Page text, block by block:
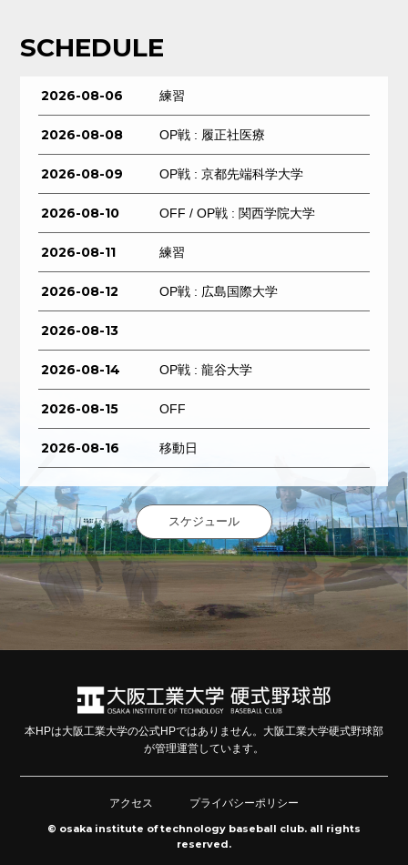
SCHEDULE
2026-08-06 練習
2026-08-08 OP戦 : 履正社医療
2026-08-09 OP戦 : 京都先端科学大学
2026-08-10 OFF / OP戦 : 関西学院大学
2026-08-11 練習
2026-08-12 OP戦 : 広島国際大学
2026-08-13
2026-08-14 OP戦 : 龍谷大学
2026-08-15 OFF
2026-08-16 移動日
スケジュール
本HPは大阪工業大学の公式HPではありません。大阪工業大学硬式野球部
が管理運営しています。
アクセス
プライバシーポリシー
© osaka institute of technology baseball club. all rights
reserved.